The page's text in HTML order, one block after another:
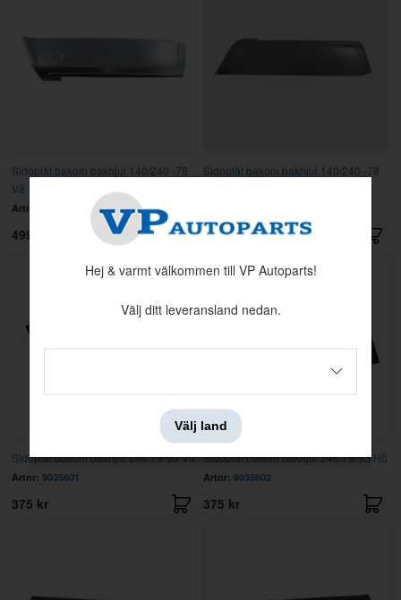
Sidoplåt bakom bakhjul 140/240 -78
Vä
Artnr:
499 kr
Sidoplåt bakom bakhjul 140/240 -78
500 kr
Sidoplåt bakom bakhjul 240 79-93 Vä
Artnr: 9035601
375 kr
Sidoplåt bakom bakhjul 240 79-93 Hö
Artnr: 9035602
375 kr
Hej & varmt välkommen till VP Autoparts!
Välj ditt leveransland nedan.
Välj land